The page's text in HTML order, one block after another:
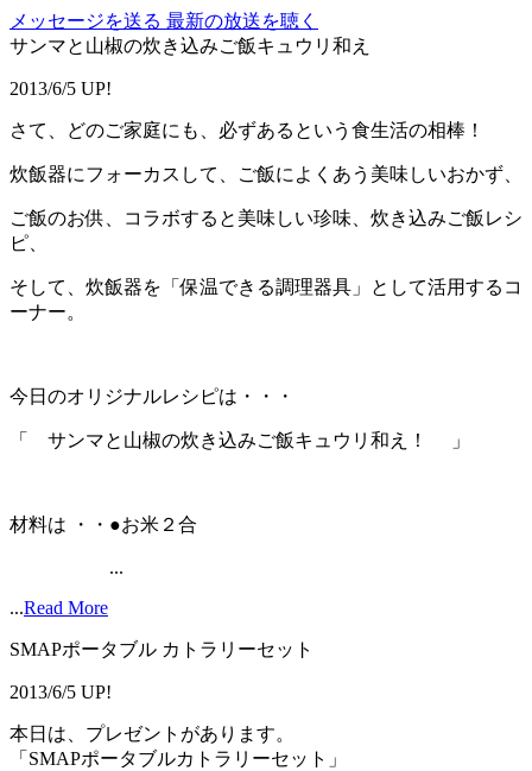
メッセージを送る 最新の放送を聴く
サンマと山椒の炊き込みご飯キュウリ和え
2013/6/5 UP!
さて、どのご家庭にも、必ずあるという食生活の相棒！
炊飯器にフォーカスして、ご飯によくあう美味しいおかず、
ご飯のお供、コラボすると美味しい珍味、炊き込みご飯レシ
ピ、
そして、炊飯器を「保温できる調理器具」として活用するコ
ーナー。
今日のオリジナルレシピは・・・
「 サンマと山椒の炊き込みご飯キュウリ和え！ 」
材料は ・・●お米２合
...
...Read More
SMAPポータブル カトラリーセット
2013/6/5 UP!
本日は、プレゼントがあります。
「SMAPポータブルカトラリーセット」